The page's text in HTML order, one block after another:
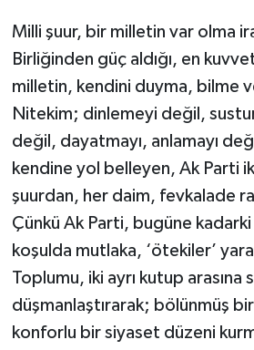
Milli şuur, bir milletin var olma
Birliğinden güç aldığı, en
milletin, kendini duyma, bilme
Nitekim; dinlemeyi değil,
değil, dayatmayı, anlamayı
kendine yol belleyen, Ak Parti
şuurdan, her daim, fevkalade
Çünkü Ak Parti, bugüne kadarki
koşulda mutlaka, ‘ötekiler’
Toplumu, iki ayrı kutup arasına
düşmanlaştırarak; bölünmüş
konforlu bir siyaset düzeni